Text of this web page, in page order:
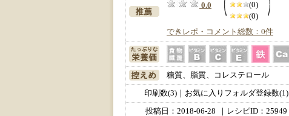
0.0
(0)
(0)
できレポ・コメント総数：0件
糖質、脂質、コレステロール
印刷数(3)｜お気に入りフォルダ登録数(1)
投稿日： 2018-06-28 ｜レシピID：25949